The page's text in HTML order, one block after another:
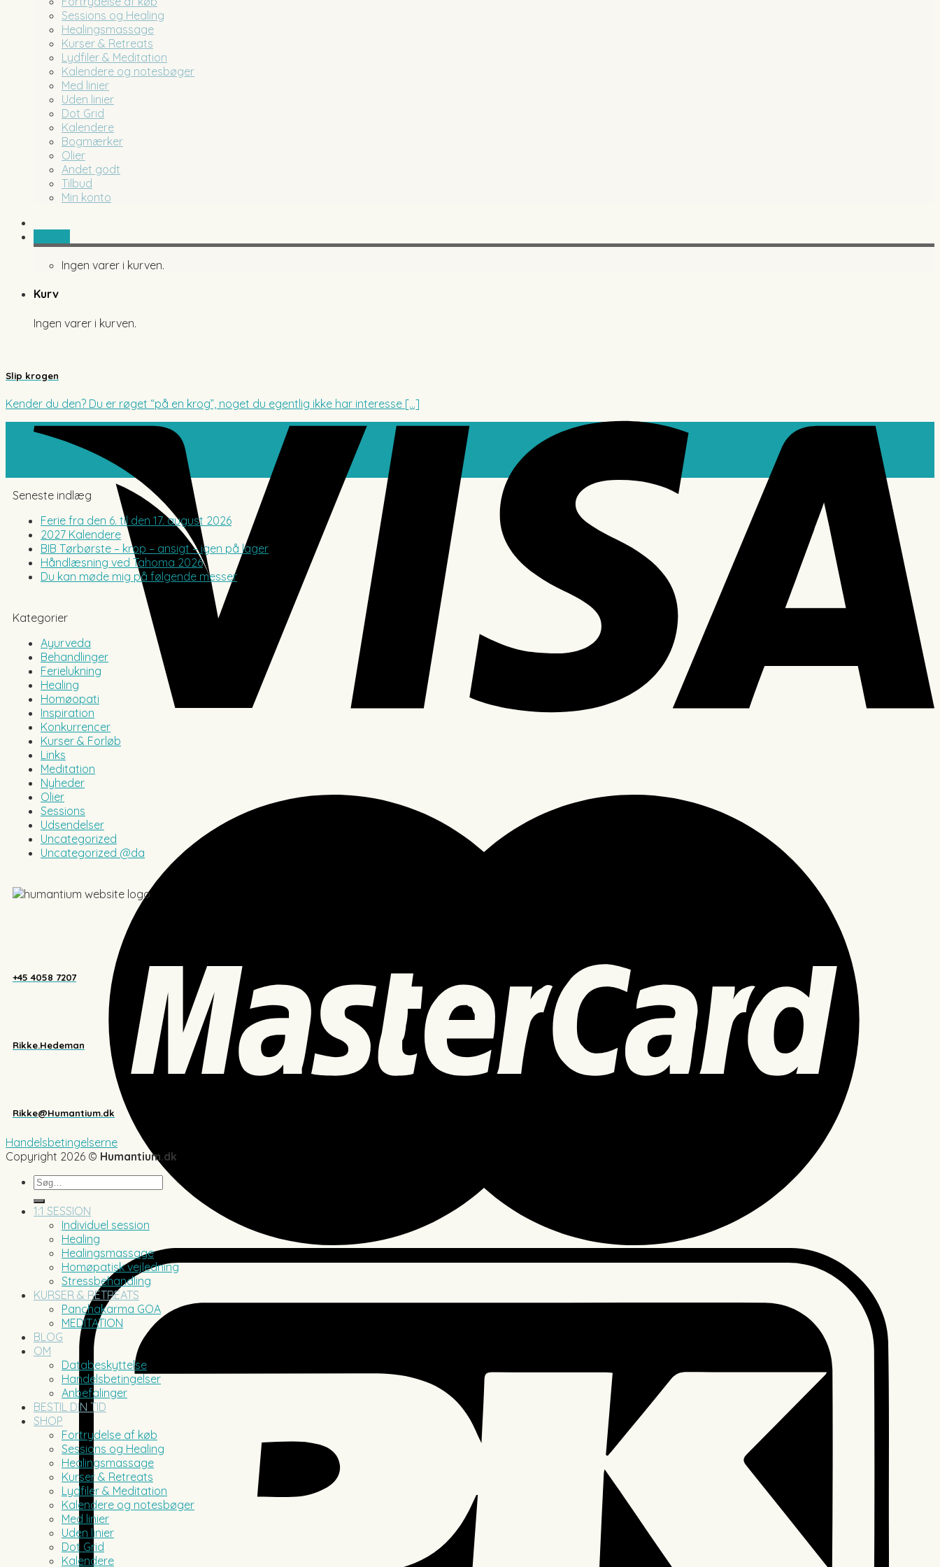
Sessions og Healing
Healingsmassage
Kurser & Retreats
Lydfiler & Meditation
Kalendere og notesbøger
Med linier
Uden linier
Dot Grid
Kalendere
Bogmærker
Olier
Andet godt
Tilbud
Min konto
Ingen varer i kurven.
Kurv
Ingen varer i kurven.
Slip krogen
Kender du den? Du er røget “på en krog”, noget du egentlig ikke har interesse [...]
Seneste indlæg
Ferie fra den 6. til den 17. august 2026
2027 Kalendere
BIB Tørbørste – krop – ansigt – igen på lager
Håndlæsning ved Tahoma 2026
Du kan møde mig på følgende messer
Kategorier
Ayurveda
Behandlinger
Ferielukning
Healing
Homøopati
Inspiration
Konkurrencer
Kurser & Forløb
Links
Meditation
Nyheder
Olier
Sessions
Udsendelser
Uncategorized
Uncategorized @da
+45 4058 7207
Rikke.Hedeman
Rikke@Humantium.dk
Handelsbetingelserne
Copyright 2026 © Humantium.dk
Søg
1:1 SESSION
Individuel session
Healing
Healingsmassage
Homøpatisk vejledning
Stressbehandling
KURSER & RETREATS
Panchakarma GOA
MEDITATION
BLOG
OM
Databeskyttelse
Handelsbetingelser
Anbefalinger
BESTIL DIN TID
SHOP
Fortrydelse af køb
Sessions og Healing
Healingsmassage
Kurser & Retreats
Lydfiler & Meditation
Kalendere og notesbøger
Med linier
Uden linier
Dot Grid
Kalendere